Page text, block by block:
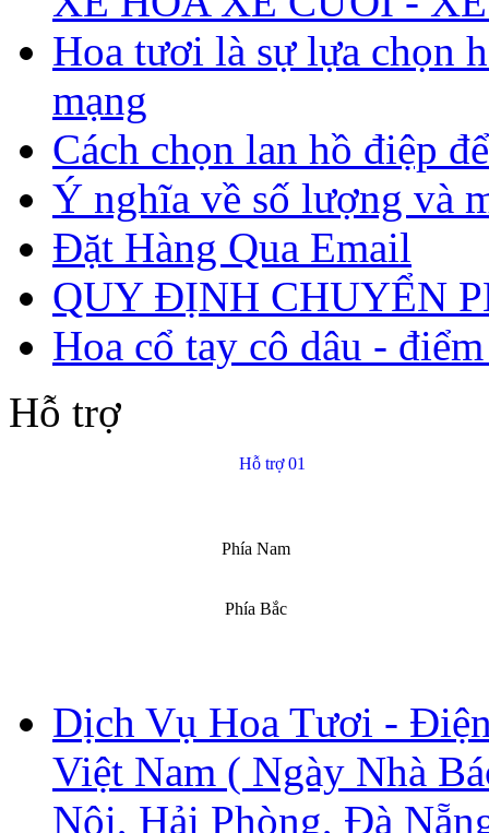
Hoa tươi là sự lựa chọn
mạng
Cách chọn lan hồ điệp
Ý nghĩa về số lượng và
Đặt Hàng Qua Email
QUY ĐỊNH CHUYỂN
Hoa cổ tay cô dâu -
Hỗ trợ
Hỗ trợ 01
Phía Nam
Phía Bắc
Dịch Vụ Hoa Tươi -
Việt Nam ( Ngày Nhà
Nội, Hải Phòng, Đà